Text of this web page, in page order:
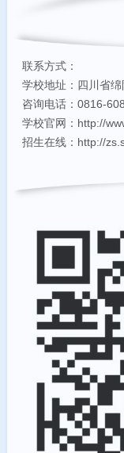
联系方式：
学校地址：四川省
咨询电话：0816-
学校官网：http://
招生在线：http://